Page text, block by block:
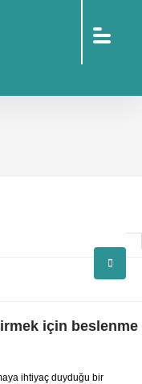
için beslenme
ihtiyaç duyduğu bir